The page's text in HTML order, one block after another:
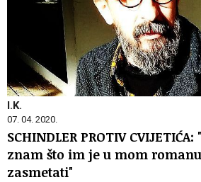
I.K.
07. 04. 2020.
SCHINDLER PROTIV CVIJETIĆA:
znam što im je u mom
zasmetati"